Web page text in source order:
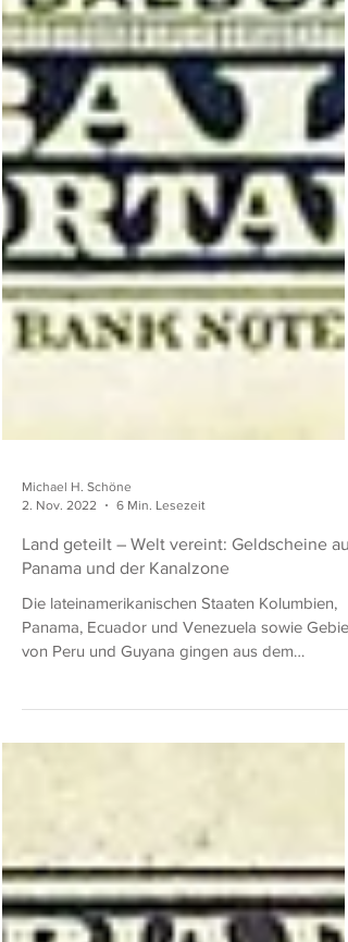
2. Nov. 2022
6 Min. Lesezeit
Panama und der Kanalzone
Die lateinamerikanischen Staaten Kolumbien,